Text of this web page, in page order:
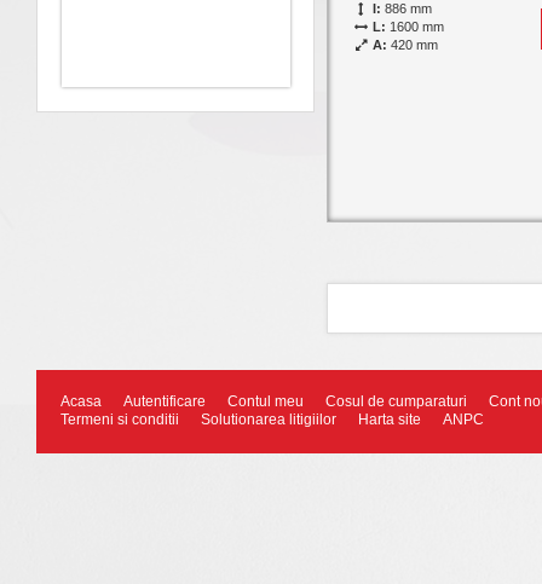
I: 886 mm
L: 1600 mm
A: 420 mm
Acasa Autentificare Contul meu Cosul de cumparaturi
Cont
Termeni si conditii
Solutionarea litigiilor Harta site ANPC